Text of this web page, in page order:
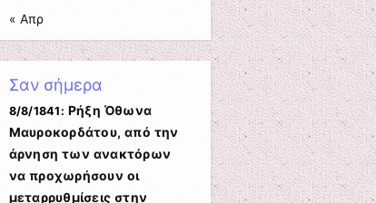
« Απρ
Σαν σήμερα
8/8/1841: Ρήξη Όθωνα 
Μαυροκορδάτου, από την
άρνηση των ανακτόρων
να προχωρήσουν οι
μεταρρυθμίσεις στην